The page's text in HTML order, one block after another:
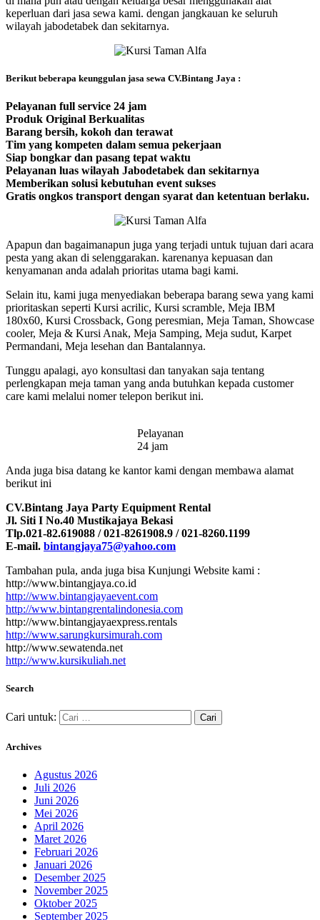
keperluan dari jasa sewa kami. dengan jangkauan ke seluruh
wilayah jabodetabek dan sekitarnya.
Berikut beberapa keunggulan jasa sewa CV.Bintang Jaya :
Pelayanan full service 24 jam
Produk Original Berkualitas
Barang bersih, kokoh dan terawat
Tim yang kompeten dalam semua pekerjaan
Siap bongkar dan pasang tepat waktu
Pelayanan luas wilayah Jabodetabek dan sekitarnya
Memberikan solusi kebutuhan event sukses
Gratis ongkos transport dengan syarat dan ketentuan berlaku.
Apapun dan bagaimanapun juga yang terjadi untuk tujuan dari acara
pesta yang akan di selenggarakan. karenanya kepuasan dan
kenyamanan anda adalah prioritas utama bagi kami.
Selain itu, kami juga menyediakan beberapa barang sewa yang kami
prioritaskan seperti Kursi acrilic, Kursi scramble, Meja IBM
180x60, Kursi Crossback, Gong peresmian, Meja Taman, Showcase
cooler, Meja & Kursi Anak, Meja Samping, Meja sudut, Karpet
Permandani, Meja lesehan dan Bantalannya.
Tunggu apalagi, ayo konsultasi dan tanyakan saja tentang
perlengkapan meja taman yang anda butuhkan kepada customer
care kami melalui nomer telepon berikut ini.
Pelayanan
24 jam
Anda juga bisa datang ke kantor kami dengan membawa alamat
berikut ini
CV.Bintang Jaya Party Equipment Rental
Jl. Siti I No.40 Mustikajaya Bekasi
Tlp.021-82.619088 / 021-8261908.9 / 021-8260.1199
E-mail. bintangjaya75@yahoo.com
Tambahan pula, anda juga bisa Kunjungi Website kami :
http://www.bintangjaya.co.id
http://www.bintangjayaevent.com
http://www.bintangrentalindonesia.com
http://www.bintangjayaexpress.rentals
http://www.sarungkursimurah.com
http://www.sewatenda.net
http://www.kursikuliah.net
Search
Cari untuk:
Archives
Agustus 2026
Juli 2026
Juni 2026
Mei 2026
April 2026
Maret 2026
Februari 2026
Januari 2026
Desember 2025
November 2025
Oktober 2025
September 2025